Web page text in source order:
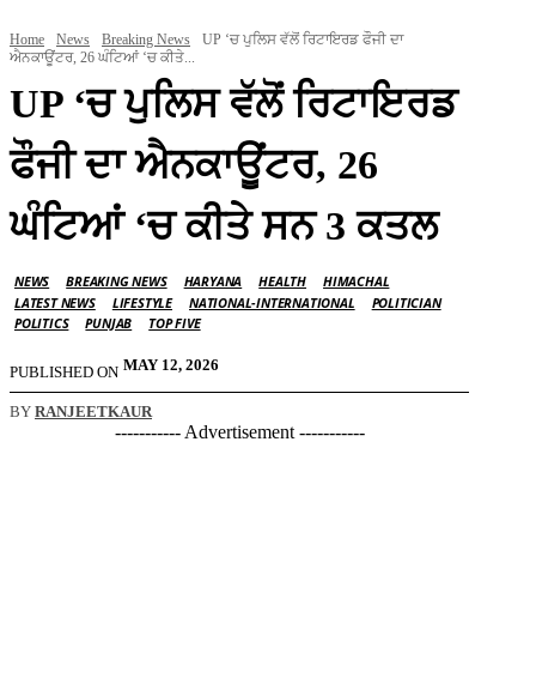
Home News Breaking News
UP ‘ਚ ਪੁਲਿਸ ਵੱਲੋਂ ਰਿਟਾਇਰਡ ਫੌਜੀ ਦਾ
ਐਨਕਾਊਂਟਰ, 26 ਘੰਟਿਆਂ ‘ਚ ਕੀਤੇ...
UP ‘ਚ ਪੁਲਿਸ ਵੱਲੋਂ ਰਿਟਾਇਰਡ
ਫੌਜੀ ਦਾ ਐਨਕਾਊਂਟਰ, 26
ਘੰਟਿਆਂ ‘ਚ ਕੀਤੇ ਸਨ 3 ਕਤਲ
NEWS BREAKING NEWS HARYANA HEALTH
HIMACHAL
LATEST NEWS
LIFESTYLE NATIONAL-INTERNATIONAL
POLITICIAN
POLITICS
PUNJAB TOP FIVE
PUBLISHED ON MAY 12, 2026
BY RANJEETKAUR
----------- Advertisement -----------